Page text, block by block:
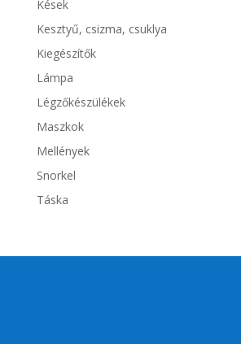
Kések
Kesztyű, csizma, csuklya
Kiegészítők
Lámpa
Légzőkészülékek
Maszkok
Mellények
Snorkel
Táska